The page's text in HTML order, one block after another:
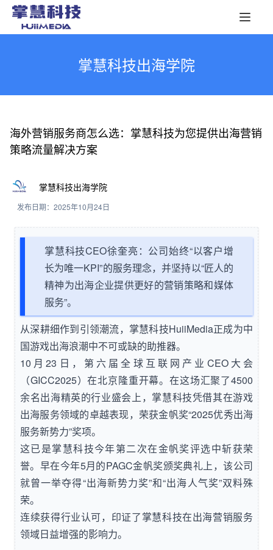
掌慧科技出海学院
海外营销服务商怎么选：掌慧科技为您提供出海营销
策略流量解决方案
掌慧科技出海学院
发布日期：2025年10月24日
掌慧科技CEO徐奎亮：公司始终“以客户增
长为唯一KPI”的服务理念，并坚持以“匠人的
精神为出海企业提供更好的营销策略和媒体
服务”。
从深耕细作到引领潮流，掌慧科技HuiiMedia正成为中
国游戏出海浪潮中不可或缺的助推器。
10月23日，第六届全球互联网产业CEO大会
（GICC2025）在北京隆重开幕。在这场汇聚了4500
余名出海精英的行业盛会上，掌慧科技凭借其在游戏
出海服务领域的卓越表现，荣获金帆奖“2025优秀出海
服务新势力”奖项。
这已是掌慧科技今年第二次在金帆奖评选中斩获荣
誉。早在今年5月的PAGC金帆奖颁奖典礼上，该公司
就曾一举夺得“出海新势力奖”和“出海人气奖”双料殊
荣。
连续获得行业认可，印证了掌慧科技在出海营销服务
领域日益增强的影响力。